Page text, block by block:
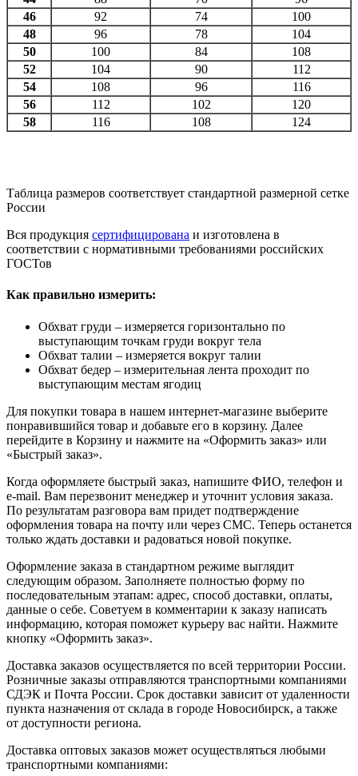
46
92 74
100
48
96 78
104
50
100 84
108
52
104 90
112
54
108 96
116
56
112 102
120
58
116 108 124
Таблица размеров соответствует стандартной размерной сетке
России
Вся продукция сертифицирована и изготовлена в
соответствии с нормативными требованиями российских
ГОСТов
Как правильно измерить:
Обхват груди – измеряется горизонтально по
выступающим точкам груди вокруг тела
Обхват талии – измеряется вокруг талии
Обхват бедер – измерительная лента проходит по
выступающим местам ягодиц
Для покупки товара в нашем интернет-магазине выберите
понравившийся товар и добавьте его в корзину. Далее
перейдите в Корзину и нажмите на «Оформить заказ» или
«Быстрый заказ».
Когда оформляете быстрый заказ, напишите ФИО, телефон и
e-mail. Вам перезвонит менеджер и уточнит условия заказа.
По результатам разговора вам придет подтверждение
оформления товара на почту или через СМС. Теперь останется
только ждать доставки и радоваться новой покупке.
Оформление заказа в стандартном режиме выглядит
следующим образом. Заполняете полностью форму по
последовательным этапам: адрес, способ доставки, оплаты,
данные о себе. Советуем в комментарии к заказу написать
информацию, которая поможет курьеру вас найти. Нажмите
кнопку «Оформить заказ».
Доставка заказов осуществляется по всей территории России.
Розничные заказы отправляются транспортными компаниями
СДЭК и Почта России. Срок доставки зависит от удаленности
пункта назначения от склада в городе Новосибирск, а также
от доступности региона.
Доставка оптовых заказов может осуществляться любыми
транспортными компаниями: